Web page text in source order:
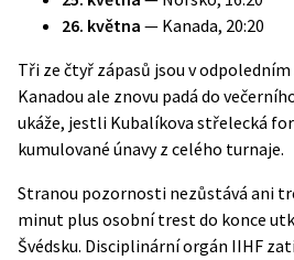
26. května — Kanada, 20:20
Tři ze čtyř zápasů jsou v
Kanadou ale znovu padá do
ukáže, jestli Kubalíkova střelecká
kumulované únavy z celého turnaje.
Stranou pozornosti nezůstává ani
minut plus osobní trest do konce
Švédsku. Disciplinární orgán IIHF